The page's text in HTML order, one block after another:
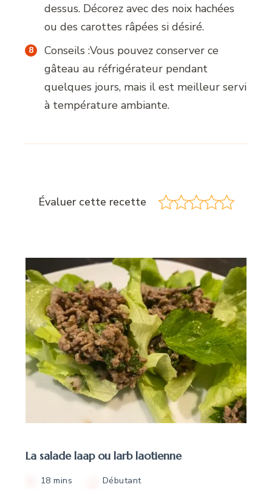
dessus. Décorez avec des noix hachées
ou des carottes râpées si désiré.
Conseils :Vous pouvez conserver ce
gâteau au réfrigérateur pendant
quelques jours, mais il est meilleur servi
à température ambiante.
Évaluer cette recette
La salade laap ou larb laotienne
18 mins Débutant